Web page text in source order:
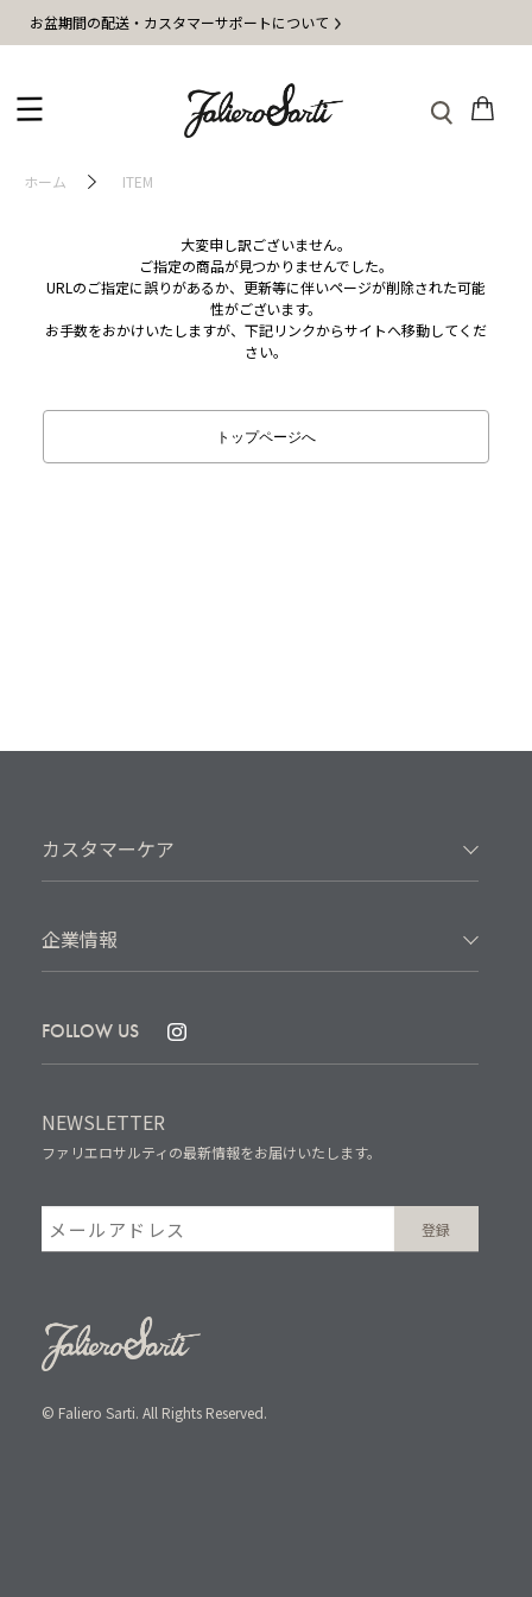
お盆期間の配送・カスタマーサポートについて
ホーム ITEM
大変申し訳ございません。
ご指定の商品が見つかりませんでした。
URLのご指定に誤りがあるか、更新等に伴いページが削除された可能
性がございます。
お手数をおかけいたしますが、下記リンクからサイトへ移動してくだ
さい。
トップページへ
カスタマーケア
企業情報
FOLLOW US
NEWSLETTER
ファリエロサルティの最新情報をお届けいたします。
© Faliero Sarti. All Rights Reserved.